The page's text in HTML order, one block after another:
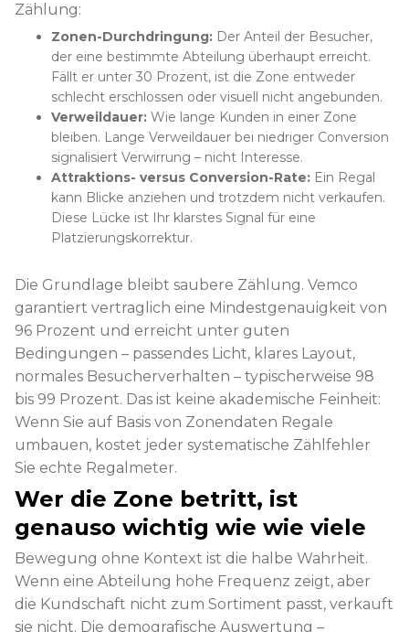
Zählung:
Zonen-Durchdringung: Der Anteil der Besucher,
der eine bestimmte Abteilung überhaupt erreicht.
Fällt er unter 30 Prozent, ist die Zone entweder
schlecht erschlossen oder visuell nicht angebunden.
Verweildauer: Wie lange Kunden in einer Zone
bleiben. Lange Verweildauer bei niedriger Conversion
signalisiert Verwirrung – nicht Interesse.
Attraktions- versus Conversion-Rate: Ein Regal
kann Blicke anziehen und trotzdem nicht verkaufen.
Diese Lücke ist Ihr klarstes Signal für eine
Platzierungskorrektur.
Die Grundlage bleibt saubere Zählung. Vemco
garantiert vertraglich eine Mindestgenauigkeit von
96 Prozent und erreicht unter guten
Bedingungen – passendes Licht, klares Layout,
normales Besucherverhalten – typischerweise 98
bis 99 Prozent. Das ist keine akademische Feinheit:
Wenn Sie auf Basis von Zonendaten Regale
umbauen, kostet jeder systematische Zählfehler
Sie echte Regalmeter.
Wer die Zone betritt, ist
genauso wichtig wie wie viele
Bewegung ohne Kontext ist die halbe Wahrheit.
Wenn eine Abteilung hohe Frequenz zeigt, aber
die Kundschaft nicht zum Sortiment passt, verkauft
sie nicht. Die demografische Auswertung –